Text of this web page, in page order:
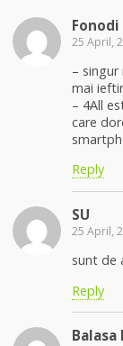
Fonodi
25 April,
– singur
mai
– 4All
care
Reply
SU
25 April,
sunt de
Reply
Balasa